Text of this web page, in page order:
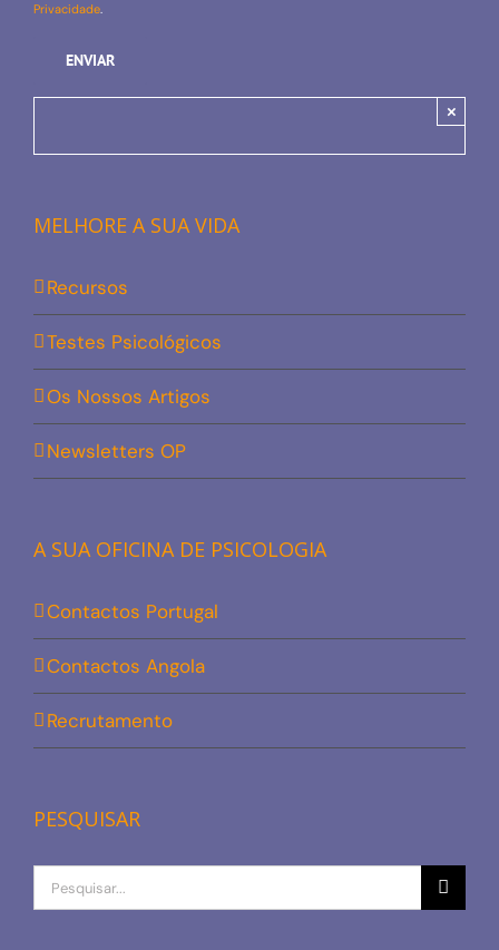
Privacidade.
×
MELHORE A SUA VIDA
Recursos
Testes Psicológicos
Os Nossos Artigos
Newsletters OP
A SUA OFICINA DE PSICOLOGIA
Contactos Portugal
Contactos Angola
Recrutamento
PESQUISAR
Procurar
por